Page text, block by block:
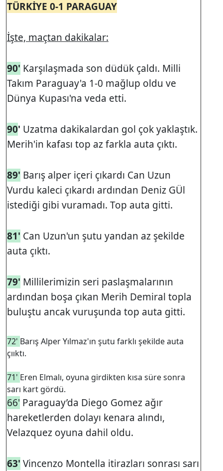
TÜRKİYE 0-1 PARAGUAY
İşte, maçtan dakikalar:
90' Karşılaşmada son düdük çaldı. Milli
Takım Paraguay'a 1-0 mağlup oldu ve
Dünya Kupası'na veda etti.
90' Uzatma dakikalardan gol çok yaklaştık.
Merih'in kafası top az farkla auta çıktı.
89' Barış alper içeri çıkardı Can Uzun
Vurdu kaleci çıkardı ardından Deniz GÜl
istediği gibi vuramadı. Top auta gitti.
81' Can Uzun'un şutu yandan az şekilde
auta çıktı.
79' Millilerimizin seri paslaşmalarının
ardından boşa çıkan Merih Demiral topla
buluştu ancak vuruşunda top auta gitti.
72' Barış Alper Yılmaz'ın şutu farklı şekilde auta
çııktı.
71' Eren Elmalı, oyuna girdikten kısa süre sonra
sarı kart gördü.
66' Paraguay’da Diego Gomez ağır
hareketlerden dolayı kenara alındı,
Velazquez oyuna dahil oldu.
63' Vincenzo Montella itirazları sonrası sarı